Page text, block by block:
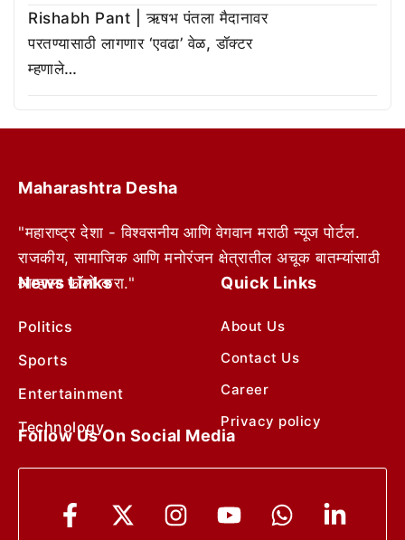
Rishabh Pant | ऋषभ पंतला मैदानावर
परतण्यासाठी लागणार ‘एवढा’ वेळ, डॉक्टर
म्हणाले…
Maharashtra Desha
"महाराष्ट्र देशा - विश्वसनीय आणि वेगवान मराठी न्यूज पोर्टल.
राजकीय, सामाजिक आणि मनोरंजन क्षेत्रातील अचूक बातम्यांसाठी
आम्हाला फॉलो करा."
News Links
Politics
Sports
Entertainment
Technology
Quick Links
About Us
Contact Us
Career
Privacy policy
Follow Us On Social Media